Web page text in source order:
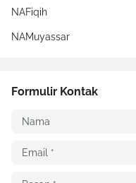
NAFiqih
NAMuyassar
Formulir Kontak